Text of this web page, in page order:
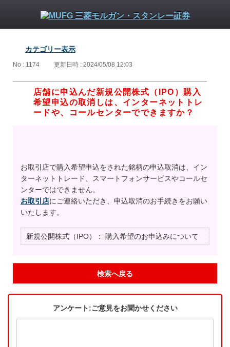
カテゴリー表示
No : 1174 更新日時 : 2024/05/08 12:03
店舗に申込んだ新規公開株式（IPO）購入
希望申込の取消しは、インターネットトレ
ードや、コールセンターでできますか？
お取引店で購入希望申込をされた銘柄の申込取消は、イン
ターネットトレード、スマートフォンサービスやコールセ
ンターではできません。
お取引店にご連絡いただき、申込取消のお手続きをお願い
いたします。
新規公開株式（IPO）： 購入希望のお申込みについて
検索へ戻る
アンケート:ご意見をお聞かせください